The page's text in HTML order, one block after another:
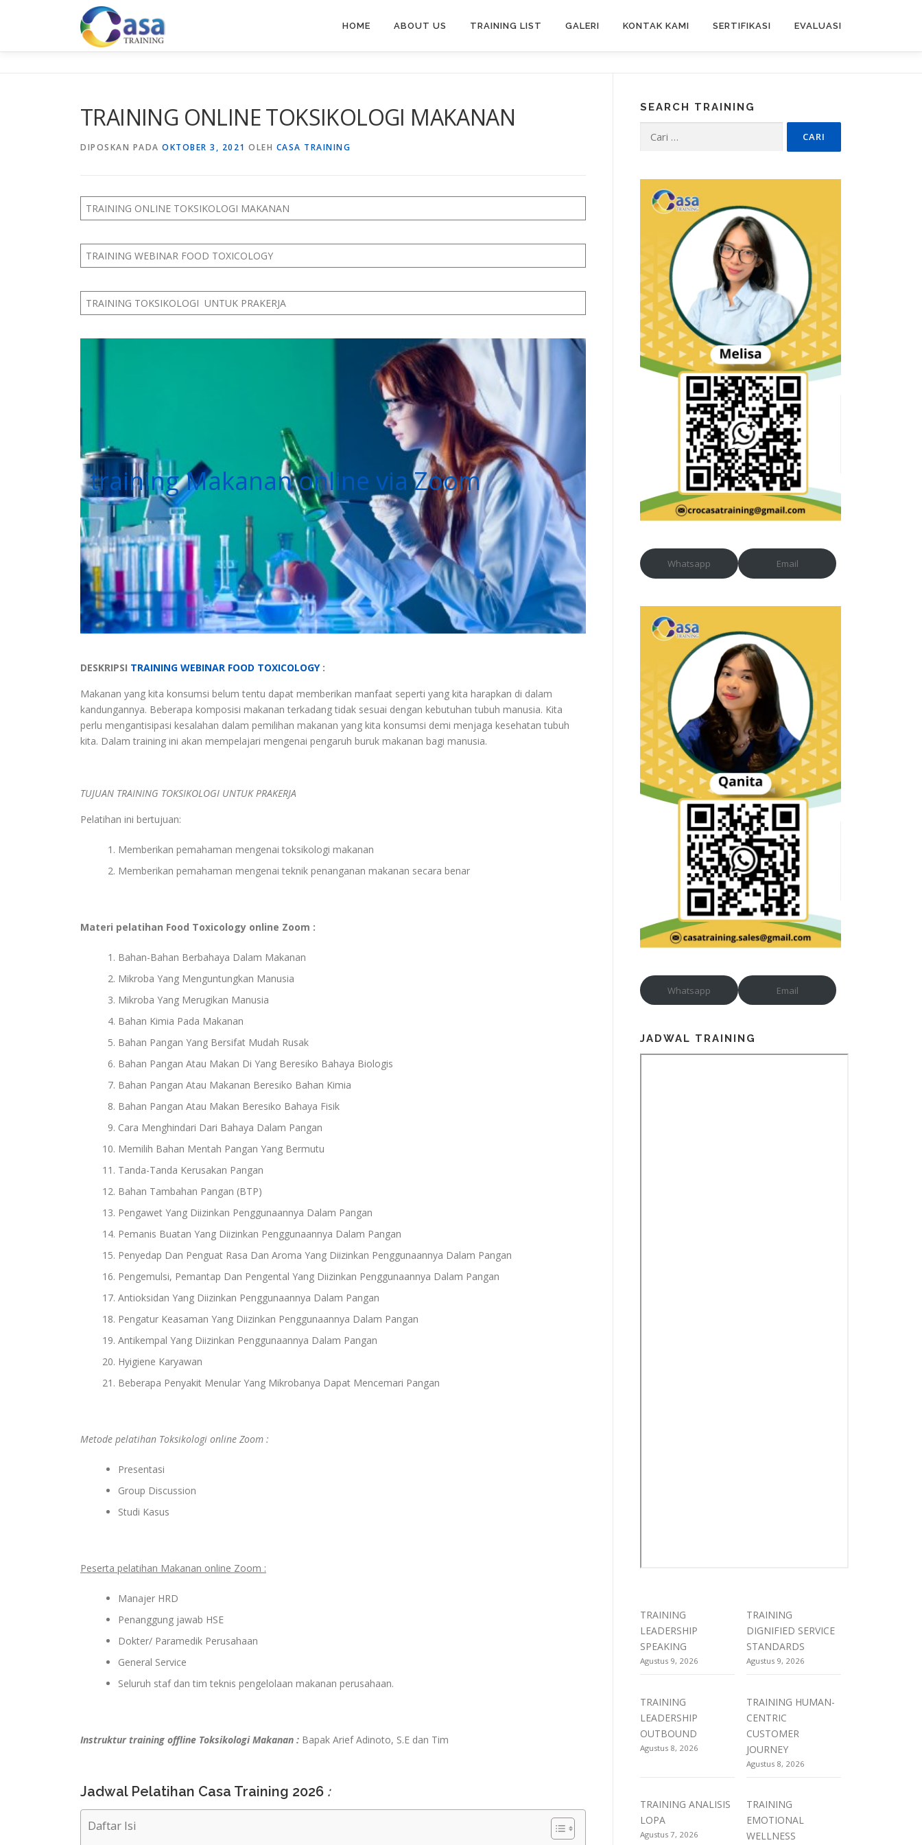
HOME ABOUT US TRAINING LIST GALERI KONTAK KAMI SERTIFIKASI EVALUASI
TRAINING ONLINE TOKSIKOLOGI MAKANAN
DIPOSKAN PADA OKTOBER 3, 2021 OLEH CASA TRAINING
TRAINING ONLINE TOKSIKOLOGI MAKANAN
TRAINING WEBINAR FOOD TOXICOLOGY
TRAINING TOKSIKOLOGI UNTUK PRAKERJA
training Makanan online via Zoom
DESKRIPSI TRAINING WEBINAR FOOD TOXICOLOGY:
Makanan yang kita konsumsi belum tentu dapat memberikan manfaat seperti yang kita harapkan di dalam
kandungannya. Beberapa komposisi makanan terkadang tidak sesuai dengan kebutuhan tubuh manusia. Kita
perlu mengantisipasi kesalahan dalam pemilihan makanan yang kita konsumsi demi menjaga kesehatan tubuh
kita. Dalam training ini akan mempelajari mengenai pengaruh buruk makanan bagi manusia.
TUJUAN TRAINING TOKSIKOLOGI UNTUK PRAKERJA
Pelatihan ini bertujuan:
Memberikan pemahaman mengenai toksikologi makanan
Memberikan pemahaman mengenai teknik penanganan makanan secara benar
Materi pelatihan Food Toxicology online Zoom :
Bahan-Bahan Berbahaya Dalam Makanan
Mikroba Yang Menguntungkan Manusia
Mikroba Yang Merugikan Manusia
Bahan Kimia Pada Makanan
Bahan Pangan Yang Bersifat Mudah Rusak
Bahan Pangan Atau Makan Di Yang Beresiko Bahaya Biologis
Bahan Pangan Atau Makanan Beresiko Bahan Kimia
Bahan Pangan Atau Makan Beresiko Bahaya Fisik
Cara Menghindari Dari Bahaya Dalam Pangan
Memilih Bahan Mentah Pangan Yang Bermutu
Tanda-Tanda Kerusakan Pangan
Bahan Tambahan Pangan (BTP)
Pengawet Yang Diizinkan Penggunaannya Dalam Pangan
Pemanis Buatan Yang Diizinkan Penggunaannya Dalam Pangan
Penyedap Dan Penguat Rasa Dan Aroma Yang Diizinkan Penggunaannya Dalam Pangan
Pengemulsi, Pemantap Dan Pengental Yang Diizinkan Penggunaannya Dalam Pangan
Antioksidan Yang Diizinkan Penggunaannya Dalam Pangan
Pengatur Keasaman Yang Diizinkan Penggunaannya Dalam Pangan
Antikempal Yang Diizinkan Penggunaannya Dalam Pangan
Hyigiene Karyawan
Beberapa Penyakit Menular Yang Mikrobanya Dapat Mencemari Pangan
Metode pelatihan Toksikologi online Zoom :
Presentasi
Group Discussion
Studi Kasus
Peserta pelatihan Makanan online Zoom :
Manajer HRD
Penanggung jawab HSE
Dokter/ Paramedik Perusahaan
General Service
Seluruh staf dan tim teknis pengelolaan makanan perusahaan.
Instruktur training offline Toksikologi Makanan : Bapak Arief Adinoto, S.E dan Tim
Jadwal Pelatihan Casa Training 2026 :
Daftar Isi
SEARCH TRAINING
untuk:
Whatsapp Email
Whatsapp Email
JADWAL TRAINING
TRAINING
LEADERSHIP
SPEAKING
Agustus 9, 2026
TRAINING
DIGNIFIED SERVICE
STANDARDS
Agustus 9, 2026
TRAINING
LEADERSHIP
OUTBOUND
Agustus 8, 2026
TRAINING HUMAN-
CENTRIC
CUSTOMER
JOURNEY
Agustus 8, 2026
TRAINING ANALISIS
LOPA
Agustus 7, 2026
TRAINING
EMOTIONAL
WELLNESS